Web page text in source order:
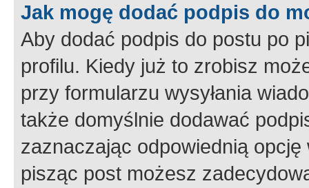
Jak mogę dodać podpis do
Aby dodać podpis do postu po
profilu. Kiedy już to zrobisz
przy formularzu wysyłania
także domyślnie dodawać
zaznaczając odpowiednią
pisząc post możesz